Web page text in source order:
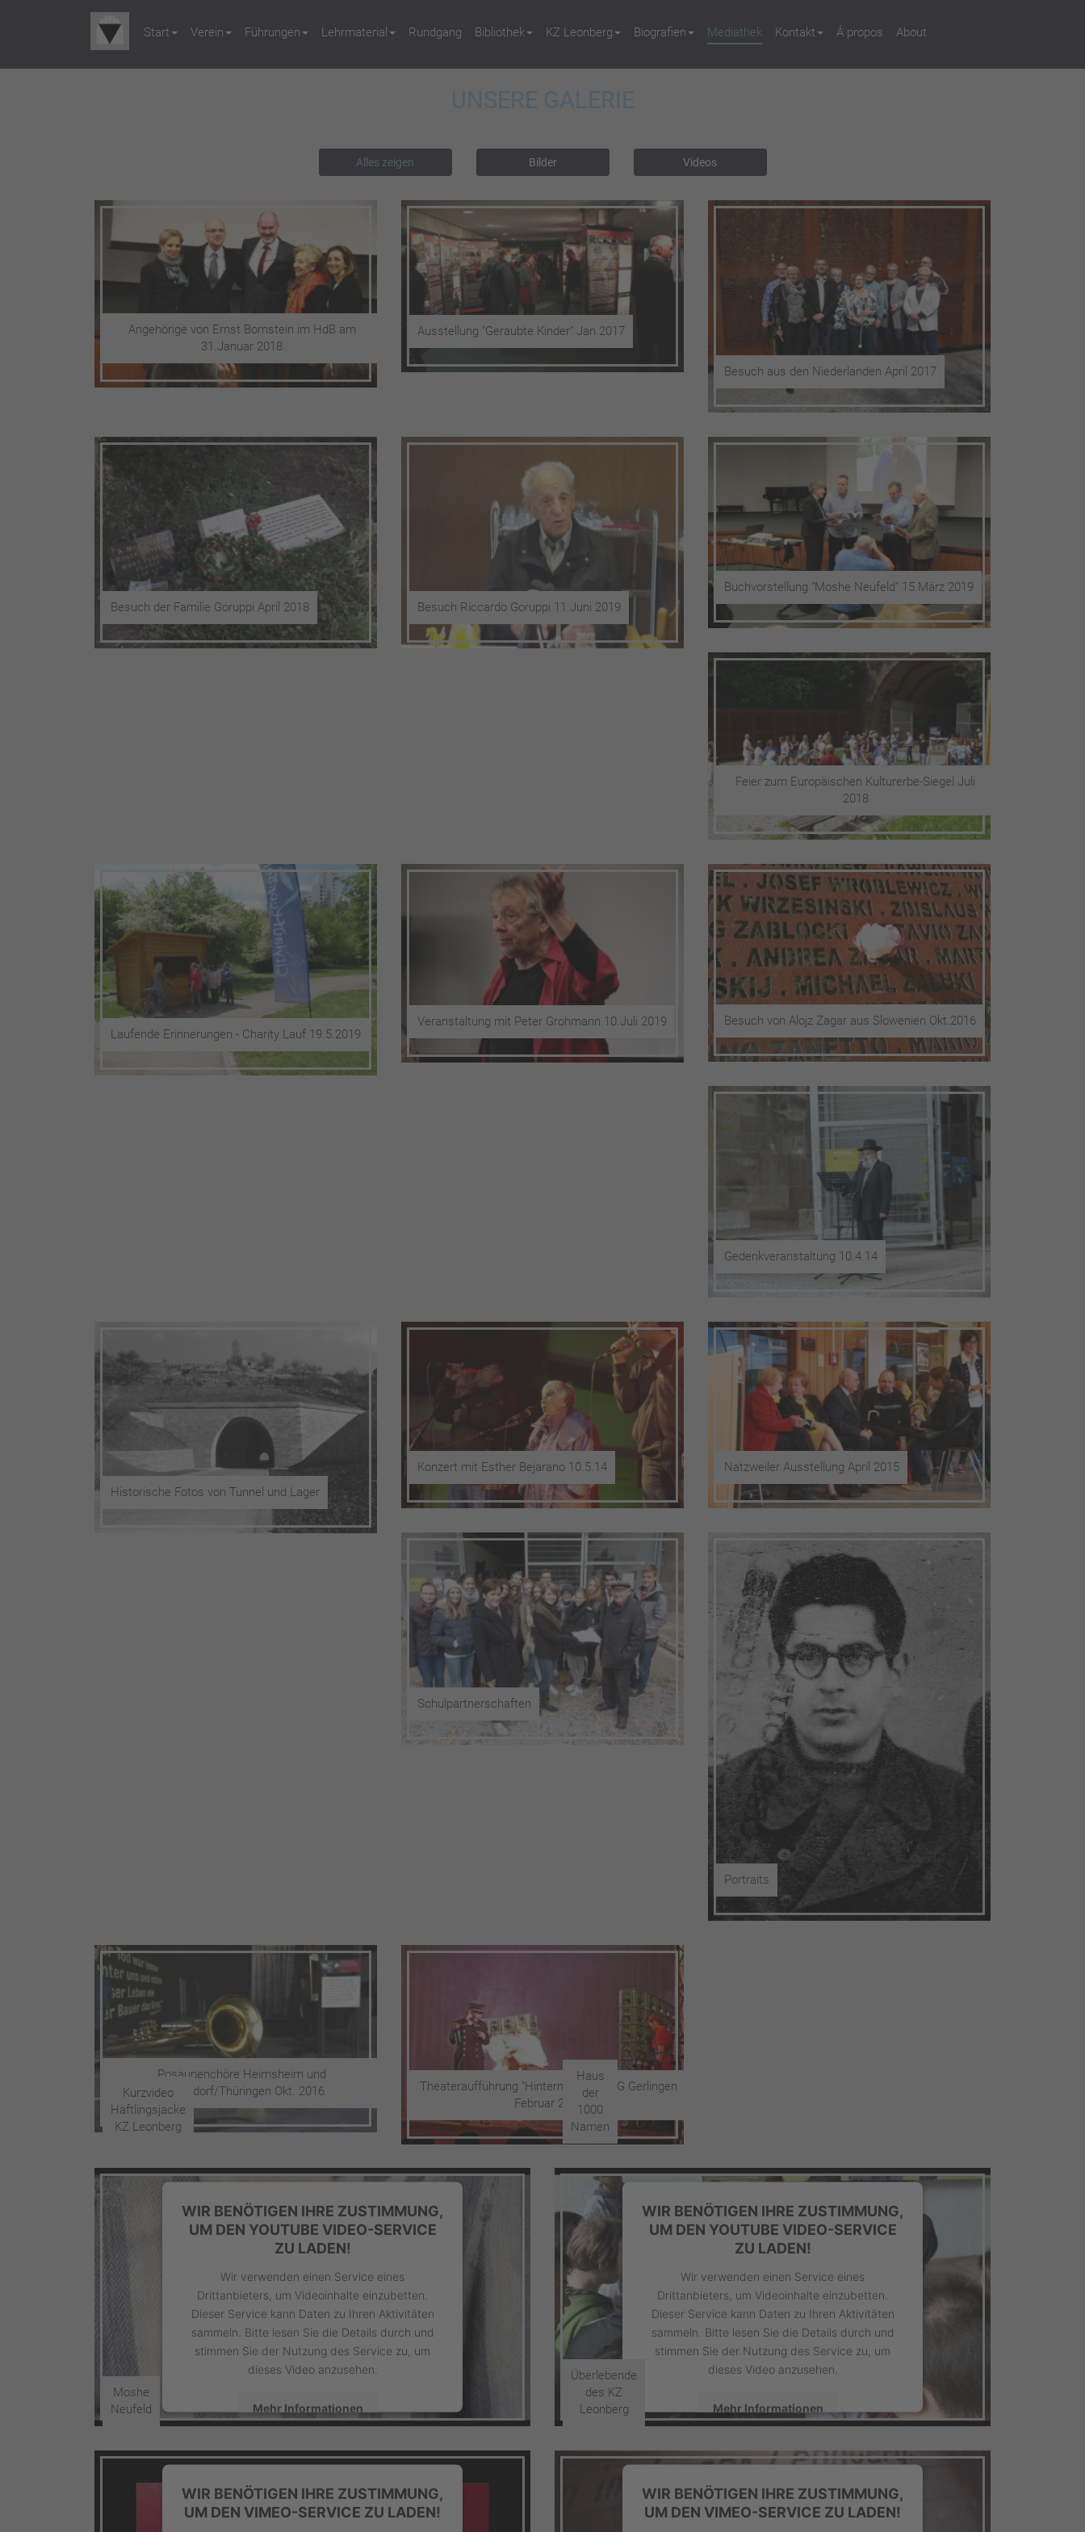
Start Verein Führungen Lehrmaterial Rundgang Bibliothek KZ Leonberg Biografien Mediathek Kontakt Á propos About
UNSERE GALERIE
Alles zeigen Bilder Videos
Angehörige von Ernst Bornstein im HdB am
31.Januar 2018
Ausstellung "Geraubte Kinder" Jan.2017
Besuch aus den Niederlanden April 2017
Besuch der Familie Goruppi April 2018 Besuch Riccardo Goruppi 11.Juni 2019
Buchvorstellung "Moshe Neufeld" 15.März 2019
Feier zum Europäischen Kulturerbe-Siegel Juli
2018
Laufende Erinnerungen - Charity Lauf 19.5.2019
Veranstaltung mit Peter Grohmann 10.Juli 2019 Besuch von Alojz Zagar aus Slowenien Okt.2016
Gedenkveranstaltung 10.4.14
Historische Fotos von Tunnel und Lager
Konzert mit Esther Bejarano 10.5.14 Natzweiler Ausstellung April 2015
Schulpartnerschaften
Portraits
Posaunenchöre Heimsheim und
Schöndorf/Thüringen Okt. 2016
Theateraufführung "Hinterm Berg" RBG Gerlingen
Februar 2014
WIR BENÖTIGEN IHRE ZUSTIMMUNG,
UM DEN YOUTUBE VIDEO-SERVICE
ZU LADEN!
Wir verwenden einen Service eines
Drittanbieters, um Videoinhalte einzubetten.
Dieser Service kann Daten zu Ihren Aktivitäten
sammeln. Bitte lesen Sie die Details durch und
stimmen Sie der Nutzung des Service zu, um
dieses Video anzusehen.
Mehr Informationen
Akzeptieren
Platform &eRecht24
Kurzvideo
Häftlingsjacke
KZ Leonberg
WIR BENÖTIGEN IHRE ZUSTIMMUNG,
UM DEN YOUTUBE VIDEO-SERVICE
ZU LADEN!
Wir verwenden einen Service eines
Drittanbieters, um Videoinhalte einzubetten.
Dieser Service kann Daten zu Ihren Aktivitäten
sammeln. Bitte lesen Sie die Details durch und
stimmen Sie der Nutzung des Service zu, um
dieses Video anzusehen.
Mehr Informationen
Akzeptieren
Platform &eRecht24
Haus
der
1000
Namen
WIR BENÖTIGEN IHRE ZUSTIMMUNG,
UM DEN VIMEO-SERVICE ZU LADEN!
Moshe
Neufeld
WIR BENÖTIGEN IHRE ZUSTIMMUNG,
UM DEN VIMEO-SERVICE ZU LADEN!
Überlebende
des KZ
Leonberg